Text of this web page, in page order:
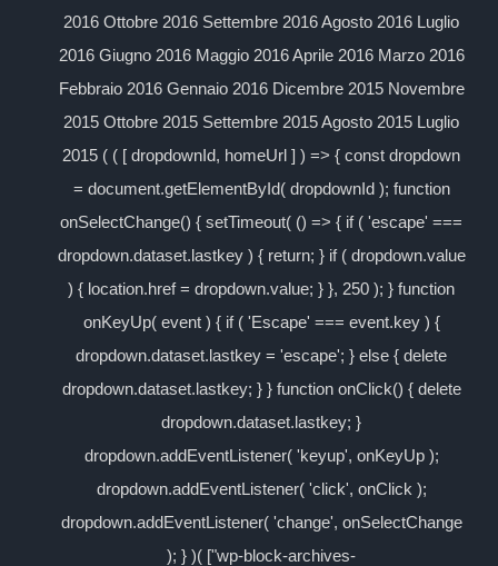
2016 Ottobre 2016 Settembre 2016 Agosto 2016 Luglio
2016 Giugno 2016 Maggio 2016 Aprile 2016 Marzo 2016
Febbraio 2016 Gennaio 2016 Dicembre 2015 Novembre
2015 Ottobre 2015 Settembre 2015 Agosto 2015 Luglio
2015 ( ( [ dropdownId, homeUrl ] ) => { const dropdown
= document.getElementById( dropdownId ); function
onSelectChange() { setTimeout( () => { if ( 'escape' ===
dropdown.dataset.lastkey ) { return; } if ( dropdown.value
) { location.href = dropdown.value; } }, 250 ); } function
onKeyUp( event ) { if ( 'Escape' === event.key ) {
dropdown.dataset.lastkey = 'escape'; } else { delete
dropdown.dataset.lastkey; } } function onClick() { delete
dropdown.dataset.lastkey; }
dropdown.addEventListener( 'keyup', onKeyUp );
dropdown.addEventListener( 'click', onClick );
dropdown.addEventListener( 'change', onSelectChange
); } )( ["wp-block-archives-